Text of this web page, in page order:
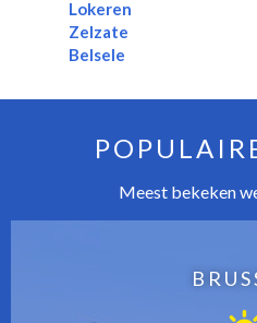
Lokeren
Zelzate
Belsele
Meest bekeken